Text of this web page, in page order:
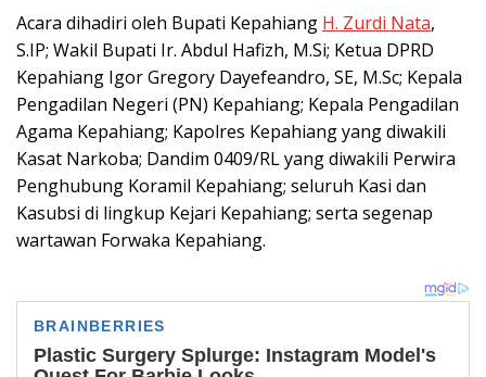
Acara dihadiri oleh Bupati Kepahiang H. Zurdi Nata,
S.IP; Wakil Bupati Ir. Abdul Hafizh, M.Si; Ketua DPRD
Kepahiang Igor Gregory Dayefeandro, SE, M.Sc; Kepala
Pengadilan Negeri (PN) Kepahiang; Kepala Pengadilan
Agama Kepahiang; Kapolres Kepahiang yang diwakili
Kasat Narkoba; Dandim 0409/RL yang diwakili Perwira
Penghubung Koramil Kepahiang; seluruh Kasi dan
Kasubsi di lingkup Kejari Kepahiang; serta segenap
wartawan Forwaka Kepahiang.